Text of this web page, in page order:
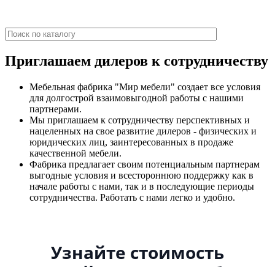
Приглашаем дилеров к сотрудничеству
Мебельная фабрика "Мир мебели" создает все условия
для долгострой взаимовыгодной работы с нашими
партнерами.
Мы приглашаем к сотрудничеству перспективных и
нацеленных на свое развитие дилеров - физических и
юридических лиц, заинтересованных в продаже
качественной мебели.
Фабрика предлагает своим потенциальным партнерам
выгодные условия и всестороннюю поддержку как в
начале работы с нами, так и в последующие периоды
сотрудничества. Работать с нами легко и удобно.
Узнайте стоимость